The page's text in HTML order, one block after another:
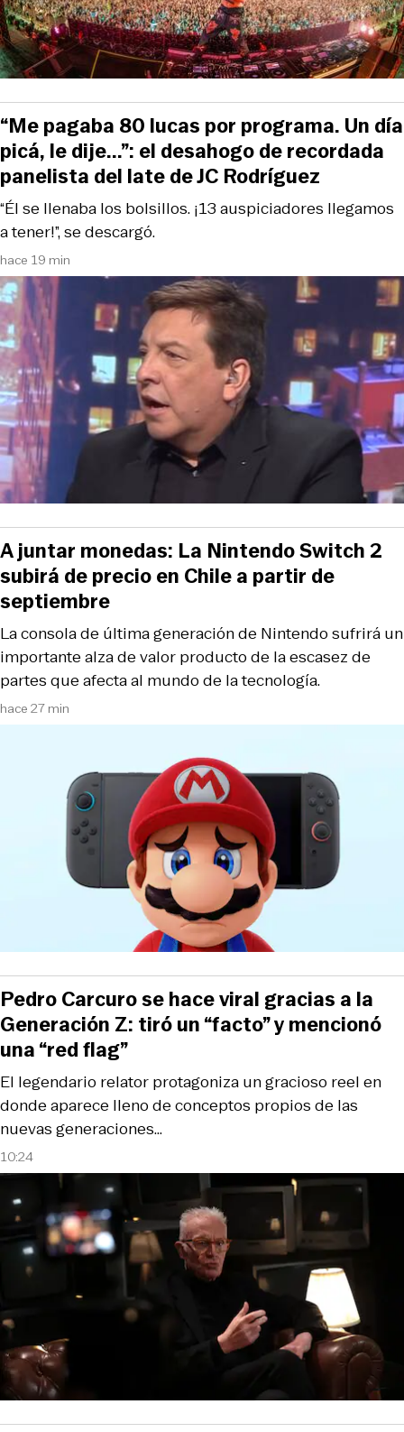
hace 19 min
“Él se llenaba los bolsillos. ¡13 auspiciadores llegamos
a tener!”, se descargó.
“Me pagaba 80 lucas por programa. Un día
picá, le dije...”: el desahogo de recordada
panelista del late de JC Rodríguez
hace 27 min
La consola de última generación de Nintendo sufrirá un
importante alza de valor producto de la escasez de
partes que afecta al mundo de la tecnología.
A juntar monedas: La Nintendo Switch 2
subirá de precio en Chile a partir de
septiembre
10:24
El legendario relator protagoniza un gracioso reel en
donde aparece lleno de conceptos propios de las
nuevas generaciones…
Pedro Carcuro se hace viral gracias a la
Generación Z: tiró un “facto” y mencionó
una “red flag”